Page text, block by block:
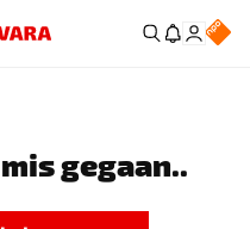
gegaan..